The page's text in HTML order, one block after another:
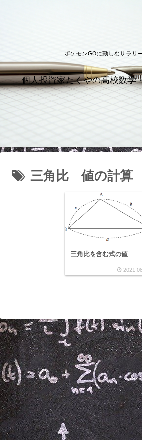
ポケモンGOに勤しむサラリ
個人投資家たくやの高校数学
三角比 値の計算
三角比を含む式の値